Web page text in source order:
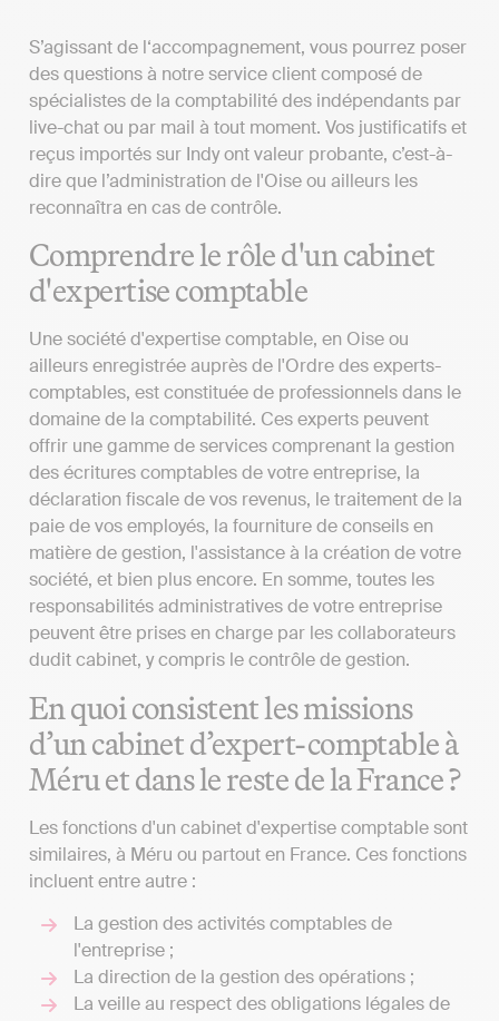
S’agissant de l‘accompagnement, vous pourrez poser
des questions à notre service client composé de
spécialistes de la comptabilité des indépendants par
live-chat ou par mail à tout moment. Vos justificatifs et
reçus importés sur Indy ont valeur probante, c’est-à-
dire que l’administration de l'Oise ou ailleurs les
reconnaîtra en cas de contrôle.
Comprendre le rôle d'un cabinet
d'expertise comptable
Une société d'expertise comptable, en Oise ou
ailleurs enregistrée auprès de l'Ordre des experts-
comptables, est constituée de professionnels dans le
domaine de la comptabilité. Ces experts peuvent
offrir une gamme de services comprenant la gestion
des écritures comptables de votre entreprise, la
déclaration fiscale de vos revenus, le traitement de la
paie de vos employés, la fourniture de conseils en
matière de gestion, l'assistance à la création de votre
société, et bien plus encore. En somme, toutes les
responsabilités administratives de votre entreprise
peuvent être prises en charge par les collaborateurs
dudit cabinet, y compris le contrôle de gestion.
En quoi consistent les missions
d’un cabinet d’expert-comptable à
Méru et dans le reste de la France ?
Les fonctions d'un cabinet d'expertise comptable sont
similaires, à Méru ou partout en France. Ces fonctions
incluent entre autre :
La gestion des activités comptables de
l'entreprise ;
La direction de la gestion des opérations ;
La veille au respect des obligations légales de